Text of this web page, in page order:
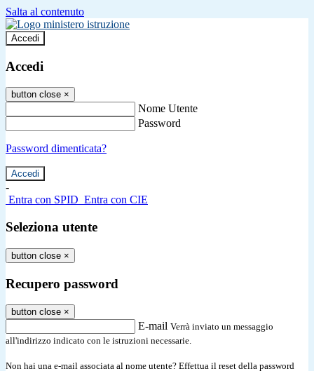
Salta al contenuto
Accedi
Accedi
button close ×
Nome Utente
Password
Password dimenticata?
-
Entra con SPID Entra con CIE
Seleziona utente
button close ×
Recupero password
button close ×
E-mail Verrà inviato un messaggio
all'indirizzo indicato con le istruzioni necessarie.
Non hai una e-mail associata al nome utente? Effettua il reset della password